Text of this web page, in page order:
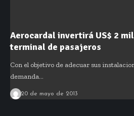
Aerocardal invertirá US$ 2
terminal de pasajeros
Con el objetivo de adecuar sus
demanda…
20 de mayo de 2013